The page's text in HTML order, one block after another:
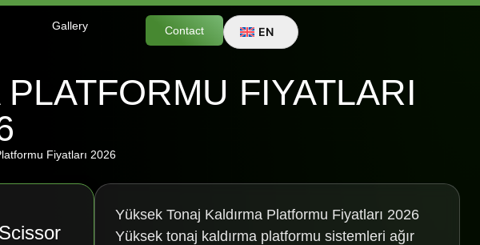
Gallery Contact EN
FIYATLARI
Fiyatları 2026
Yüksek Tonaj Kaldırma Platformu Fiyatları 2026
Yüksek tonaj kaldırma platformu sistemleri ağır